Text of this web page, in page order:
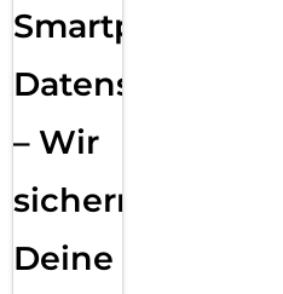
Smartphone
Datensicherung
– Wir
sichern
Deine